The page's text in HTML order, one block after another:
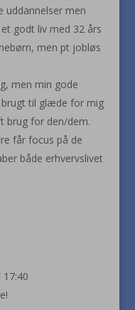
uddannelser men
godt liv med 32 års
men pt jobløs
men min gode
til glæde for mig
brug for den/dem.
får focus på de
både erhvervslivet